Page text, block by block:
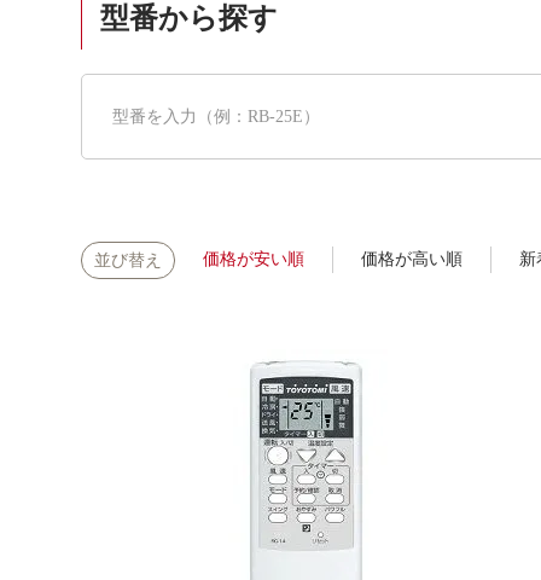
型番から探す
並び替え 価格が安い順 価格が高い順 新